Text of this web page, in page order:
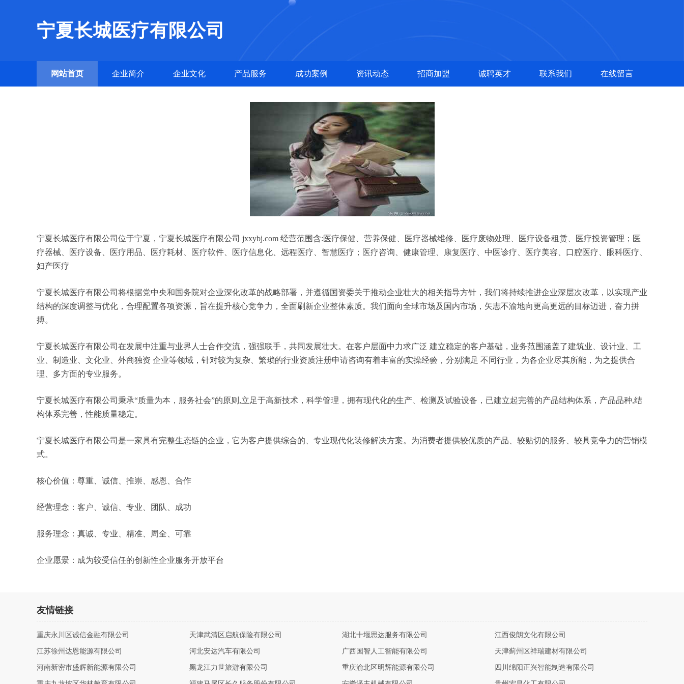
宁夏长城医疗有限公司
网站首页 企业简介 企业文化 产品服务 成功案例 资讯动态 招商加盟 诚聘英才 联系我们 在线留言
宁夏长城医疗有限公司位于宁夏，宁夏长城医疗有限公司 jxxybj.com 经营范围含:医疗保健、营养保健、医疗器械维修、医疗废物处理、医疗设备租赁、医疗投资管理；医
疗器械、医疗设备、医疗用品、医疗耗材、医疗软件、医疗信息化、远程医疗、智慧医疗；医疗咨询、健康管理、康复医疗、中医诊疗、医疗美容、口腔医疗、眼科医疗、
妇产医疗
宁夏长城医疗有限公司将根据党中央和国务院对企业深化改革的战略部署，并遵循国资委关于推动企业壮大的相关指导方针，我们将持续推进企业深层次改革，以实现产业
结构的深度调整与优化，合理配置各项资源，旨在提升核心竞争力，全面刷新企业整体素质。我们面向全球市场及国内市场，矢志不渝地向更高更远的目标迈进，奋力拼
搏。
宁夏长城医疗有限公司在发展中注重与业界人士合作交流，强强联手，共同发展壮大。在客户层面中力求广泛 建立稳定的客户基础，业务范围涵盖了建筑业、设计业、工
业、制造业、文化业、外商独资 企业等领域，针对较为复杂、繁琐的行业资质注册申请咨询有着丰富的实操经验，分别满足 不同行业，为各企业尽其所能，为之提供合
理、多方面的专业服务。
宁夏长城医疗有限公司秉承“质量为本，服务社会”的原则,立足于高新技术，科学管理，拥有现代化的生产、检测及试验设备，已建立起完善的产品结构体系，产品品种,结
构体系完善，性能质量稳定。
宁夏长城医疗有限公司是一家具有完整生态链的企业，它为客户提供综合的、专业现代化装修解决方案。为消费者提供较优质的产品、较贴切的服务、较具竞争力的营销模
式。
核心价值：尊重、诚信、推崇、感恩、合作
经营理念：客户、诚信、专业、团队、成功
服务理念：真诚、专业、精准、周全、可靠
企业愿景：成为较受信任的创新性企业服务开放平台
友情链接
重庆永川区诚信金融有限公司 天津武清区启航保险有限公司 湖北十堰思达服务有限公司 江西俊朗文化有限公司
江苏徐州达恩能源有限公司 河北安达汽车有限公司 广西国智人工智能有限公司 天津蓟州区祥瑞建材有限公司
河南新密市盛辉新能源有限公司 黑龙江力世旅游有限公司 重庆渝北区明辉能源有限公司 四川绵阳正兴智能制造有限公司